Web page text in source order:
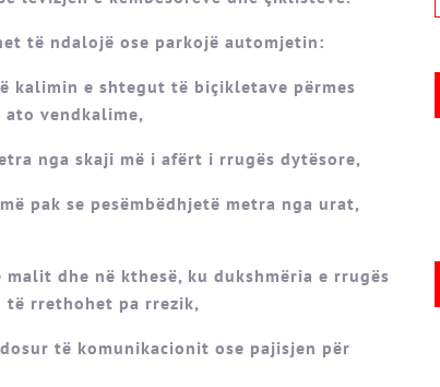
të ndalojë ose parkojë automjetin:
kalimin e shtegut të biçikletave përmes
ato vendkalime,
nga skaji më i afërt i rrugës dytësore,
pak se pesëmbëdhjetë metra nga urat,
dhe në kthesë, ku dukshmëria e rrugës
të rrethohet pa rrezik,
të komunikacionit ose pajisjen për